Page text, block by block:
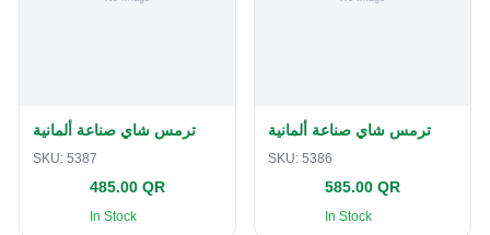
ترمس شاي صناعة ألمانية
SKU: 5387
485.00 QR
In Stock
ترمس شاي صناعة ألمانية
SKU: 5386
585.00 QR
In Stock